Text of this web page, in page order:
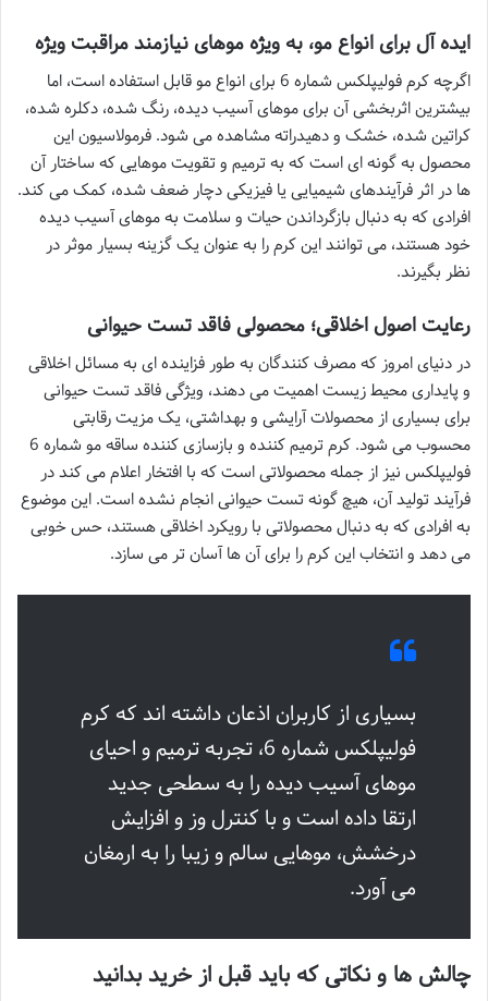
ایده آل برای انواع مو، به ویژه موهای نیازمند مراقبت ویژه
اگرچه کرم فولیپلکس شماره 6 برای انواع مو قابل استفاده است، اما
بیشترین اثربخشی آن برای موهای آسیب دیده، رنگ شده، دکلره شده،
کراتین شده، خشک و دهیدراته مشاهده می شود. فرمولاسیون این
محصول به گونه ای است که به ترمیم و تقویت موهایی که ساختار آن
ها در اثر فرآیندهای شیمیایی یا فیزیکی دچار ضعف شده، کمک می کند.
افرادی که به دنبال بازگرداندن حیات و سلامت به موهای آسیب دیده
خود هستند، می توانند این کرم را به عنوان یک گزینه بسیار موثر در
نظر بگیرند.
رعایت اصول اخلاقی؛ محصولی فاقد تست حیوانی
در دنیای امروز که مصرف کنندگان به طور فزاینده ای به مسائل اخلاقی
و پایداری محیط زیست اهمیت می دهند، ویژگی فاقد تست حیوانی
برای بسیاری از محصولات آرایشی و بهداشتی، یک مزیت رقابتی
محسوب می شود. کرم ترمیم کننده و بازسازی کننده ساقه مو شماره 6
فولیپلکس نیز از جمله محصولاتی است که با افتخار اعلام می کند در
فرآیند تولید آن، هیچ گونه تست حیوانی انجام نشده است. این موضوع
به افرادی که به دنبال محصولاتی با رویکرد اخلاقی هستند، حس خوبی
می دهد و انتخاب این کرم را برای آن ها آسان تر می سازد.
بسیاری از کاربران اذعان داشته اند که کرم
فولیپلکس شماره 6، تجربه ترمیم و احیای
موهای آسیب دیده را به سطحی جدید
ارتقا داده است و با کنترل وز و افزایش
درخشش، موهایی سالم و زیبا را به ارمغان
می آورد.
چالش ها و نکاتی که باید قبل از خرید بدانید